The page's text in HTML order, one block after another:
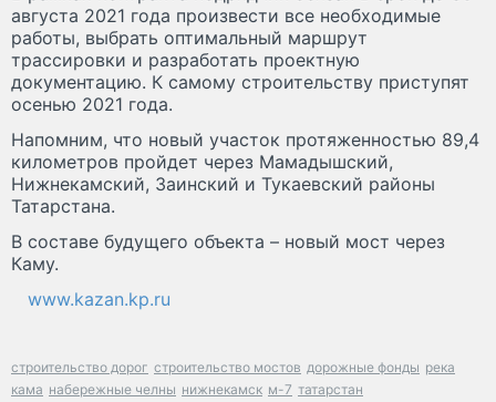
августа 2021 года произвести все необходимые
работы, выбрать оптимальный маршрут
трассировки и разработать проектную
документацию. К самому строительству приступят
осенью 2021 года.
Напомним, что новый участок протяженностью 89,4
километров пройдет через Мамадышский,
Нижнекамский, Заинский и Тукаевский районы
Татарстана.
В составе будущего объекта – новый мост через
Каму.
www.kazan.kp.ru
строительство дорог строительство мостов дорожные фонды река
кама набережные челны нижнекамск м-7 татарстан